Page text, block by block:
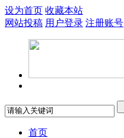
设为首页 收藏本站
网站投稿 用户登录 注册账号
首页